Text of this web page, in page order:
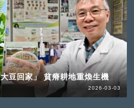
豆回家」 貧瘠耕地重煥生機
2026-03-03